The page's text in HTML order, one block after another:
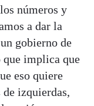
números y
a dar la
gobierno de
implica que
eso quiere
izquierdas,